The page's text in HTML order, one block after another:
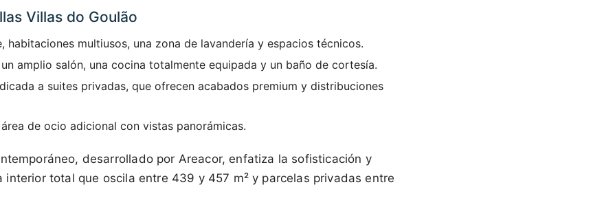
Villas do Goulão
habitaciones multiusos, una zona de lavandería y espacios técnicos.
amplio salón, una cocina totalmente equipada y un baño de cortesía.
a suites privadas, que ofrecen acabados premium y distribuciones
de ocio adicional con vistas panorámicas.
desarrollado por Areacor, enfatiza la sofisticación y
interior total que oscila entre 439 y 457 m² y parcelas privadas entre